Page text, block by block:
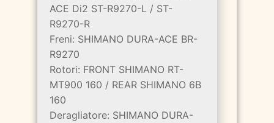
ACE Di2 ST-R9270-L / ST-
R9270-R
Freni: SHIMANO DURA-ACE BR-
R9270
Rotori: FRONT SHIMANO RT-
MT900 160 / REAR SHIMANO 6B
160
Deragliatore: SHIMANO DURA-